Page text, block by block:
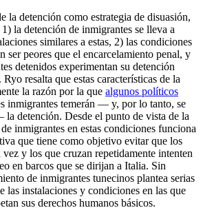
la detención como estrategia de disuasión,
la detención de inmigrantes se lleva a
similares a estas, 2) las condiciones
ser peores que el encarcelamiento penal, y
detenidos experimentan su detención
resalta que estas características de la
la razón por la que algunos políticos
inmigrantes temerán — y, por lo tanto, se
detención. Desde el punto de vista de la
inmigrantes en estas condiciones funciona
que tiene como objetivo evitar que los
y los que cruzan repetidamente intenten
en barcos que se dirijan a Italia. Sin
de inmigrantes tunecinos plantea serias
las instalaciones y condiciones en las que
sus derechos humanos básicos.